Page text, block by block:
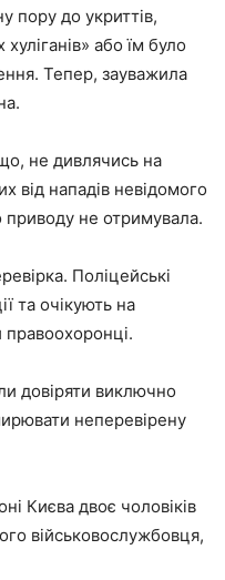
пору до укриттів,
або їм було
Тепер, зауважила
не дивлячись на
від нападів невідомого
приводу не отримувала.
Поліцейські
та очікують на
правоохоронці.
довіряти виключно
неперевірену
Києва двоє чоловіків
військовослужбовця,